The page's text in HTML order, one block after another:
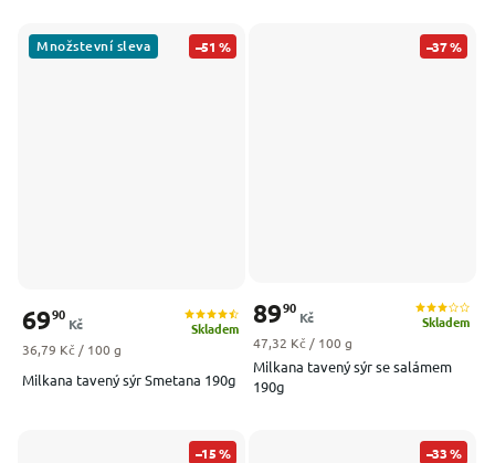
Množstevní sleva –51 %
Milkana tavený sýr Smetana 190g
Skladem
6990
Kč
Měrná cena:
36,79 Kč / 100 g
–37 %
Milkana tavený sýr se salámem
190g
Skladem
8990
Kč
Měrná cena:
47,32 Kč / 100 g
–15 % –33 %